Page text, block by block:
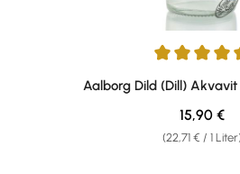
Durchschnittliche Bewertung
Aalborg Dild (Dill) Akvavit
(22,71 € / 1
Regulärer
15,90 €